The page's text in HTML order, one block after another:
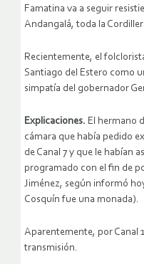
Famatina va a seguir
Andangalá, toda la
Recientemente, el
Santiago del Estero como
simpatía del gobernador
Explicaciones. El hermano
cámara que había pedido
de Canal 7 y que le habían
programado con el fin de
Jiménez, según informó
Cosquín fue una monada).
Aparentemente, por Canal
transmisión.